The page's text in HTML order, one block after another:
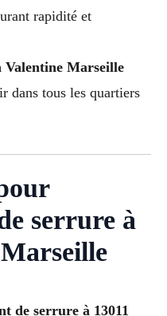
rapidité et
Valentine Marseille
dans tous les quartiers
serrure à
de serrure à 13011